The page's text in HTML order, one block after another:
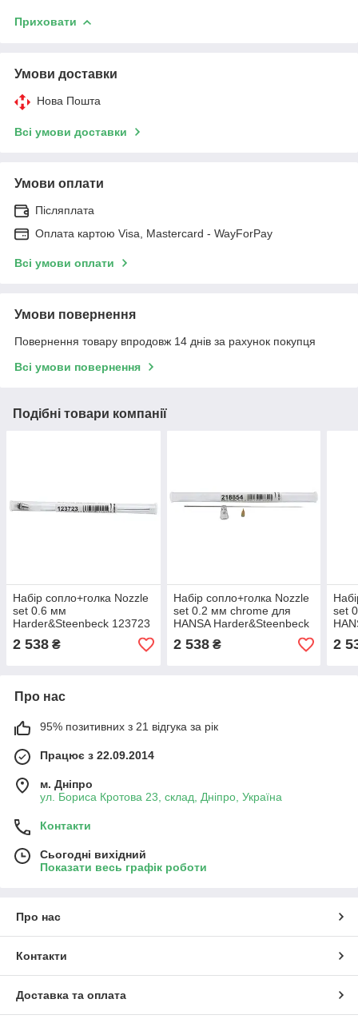
Приховати
Умови доставки
Нова Пошта
Всі умови доставки
Умови оплати
Післяплата
Оплата картою Visa, Mastercard - WayForPay
Всі умови оплати
Умови повернення
Повернення товару впродовж 14 днів за рахунок покупця
Всі умови повернення
Подібні товари компанії
Набір сопло+голка Nozzle
set 0.6 мм
Harder&Steenbeck 123723
2 538 ₴
Набір сопло+голка Nozzle
set 0.2 мм chrome для
HANSA Harder&Steenbeck
218854
2 538₴
set
2
Про нас
95% позитивних з 21 відгука за рік
Працює з 22.09.2014
м. Дніпро
ул. Бориса Кротова 23, склад, Дніпро, Україна
Контакти
Сьогодні вихідний
Показати весь графік роботи
Про нас
Контакти
Доставка та оплата